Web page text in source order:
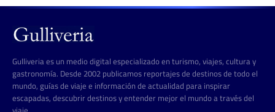
Gulliveria es un medio digital especializado en turismo, viajes, cultura y
gastronomía. Desde 2002 publicamos reportajes de destinos de todo el
mundo, guías de viaje e información de actualidad para inspirar
escapadas, descubrir destinos y entender mejor el mundo a través del